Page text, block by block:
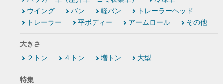
ウイング
バン 軽バン
トレーラーヘッド
トレーラー
平ボディー アームロール その他
大きさ
２トン
４トン 増トン 大型
特集